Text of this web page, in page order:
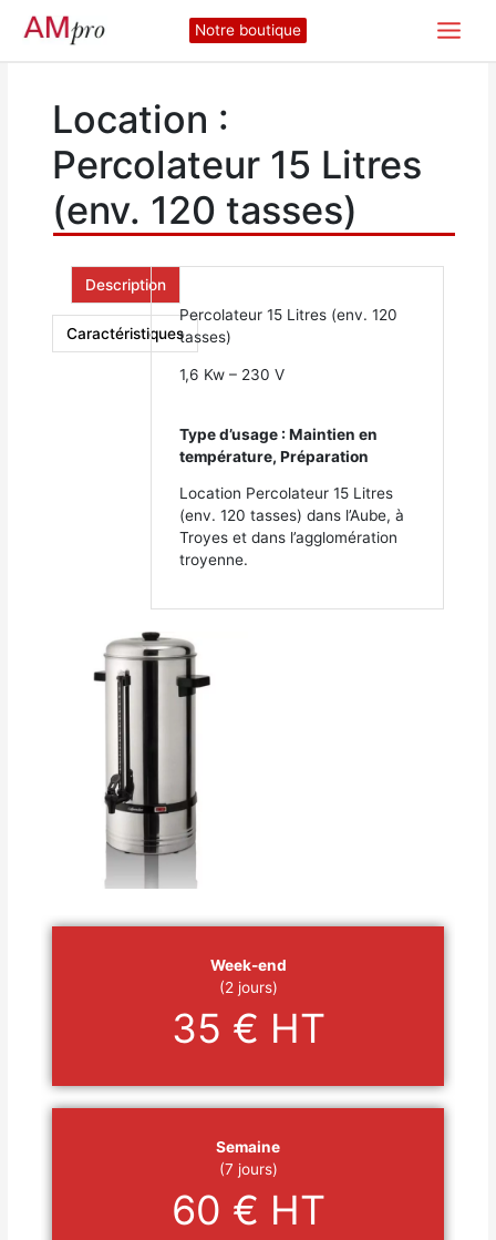
Notre boutique
Location :
Percolateur 15 Litres
(env. 120 tasses)
Description
Caractéristiques
Percolateur 15 Litres (env. 120
tasses)
1,6 Kw – 230 V
Type d’usage : Maintien en
température, Préparation
Location Percolateur 15 Litres
(env. 120 tasses) dans l’Aube, à
Troyes et dans l’agglomération
troyenne.
Week-end
(2 jours)
35 € HT
Semaine
(7 jours)
60 € HT